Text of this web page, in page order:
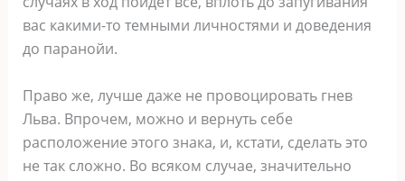
вас какими-то темными личностями и доведения
до паранойи.
Право же, лучше даже не провоцировать гнев
Льва. Впрочем, можно и вернуть себе
расположение этого знака, и, кстати, сделать это
не так сложно. Во всяком случае, значительно